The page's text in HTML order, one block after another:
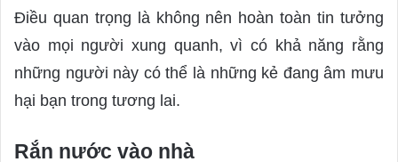
Điều quan trọng là không nên hoàn toàn tin tưởng
vào mọi người xung quanh, vì có khả năng rằng
những người này có thể là những kẻ đang âm mưu
hại bạn trong tương lai.
Rắn nước vào nhà